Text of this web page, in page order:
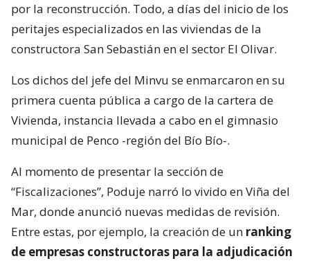
por la reconstrucción. Todo, a días del inicio de los
peritajes especializados en las viviendas de la
constructora San Sebastián en el sector El Olivar.
Los dichos del jefe del Minvu se enmarcaron en su
primera cuenta pública a cargo de la cartera de
Vivienda, instancia llevada a cabo en el gimnasio
municipal de Penco -región del Bío Bío-.
Al momento de presentar la sección de
“Fiscalizaciones”, Poduje narró lo vivido en Viña del
Mar, donde anunció nuevas medidas de revisión.
Entre estas, por ejemplo, la creación de un ranking
de empresas constructoras para la adjudicación